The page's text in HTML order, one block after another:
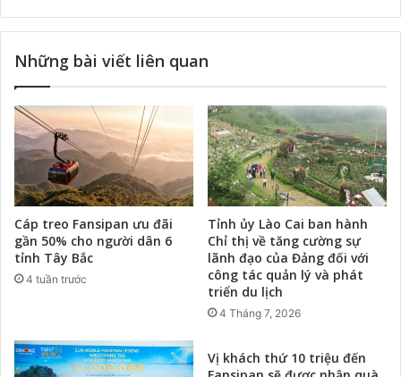
Những bài viết liên quan
Cáp treo Fansipan ưu đãi
gần 50% cho người dân 6
tỉnh Tây Bắc
4 tuần trước
Tỉnh ủy Lào Cai ban hành
Chỉ thị về tăng cường sự
lãnh đạo của Đảng đối với
công tác quản lý và phát
triển du lịch
4 Tháng 7, 2026
Vị khách thứ 10 triệu đến